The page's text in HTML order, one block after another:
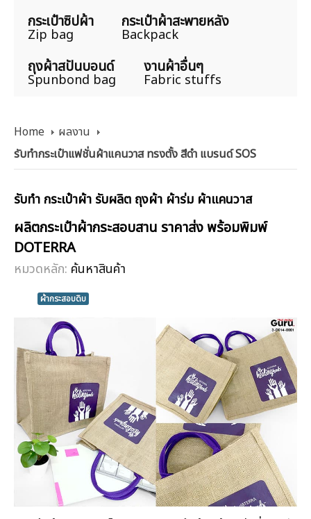
กระเป๋าซิปผ้า
Zip bag
กระเป๋าผ้าสะพายหลัง
Backpack
ถุงผ้าสปันบอนด์
Spunbond bag
งานผ้าอื่นๆ
Fabric stuffs
Home
ผลงาน
รับทำกระเป๋าแฟชั่นผ้าแคนวาส ทรงตั้ง สีดำ แบรนด์ SOS
รับทำ กระเป๋าผ้า รับผลิต ถุงผ้า ผ้าร่ม ผ้าแคนวาส
ผลิตกระเป๋าผ้ากระสอบสาน ราคาส่ง พร้อมพิมพ์
DOTERRA
หมวดหลัก: ค้นหาสินค้า
ผ้ากระสอบดิบ